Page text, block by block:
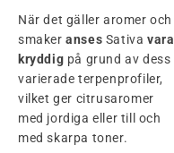
När det gäller aromer och
smakeranses Sativavara
kryddig på grund av dess
varierade terpenprofiler,
vilket ger citrusaromer
med jordiga eller till och
med skarpa toner.